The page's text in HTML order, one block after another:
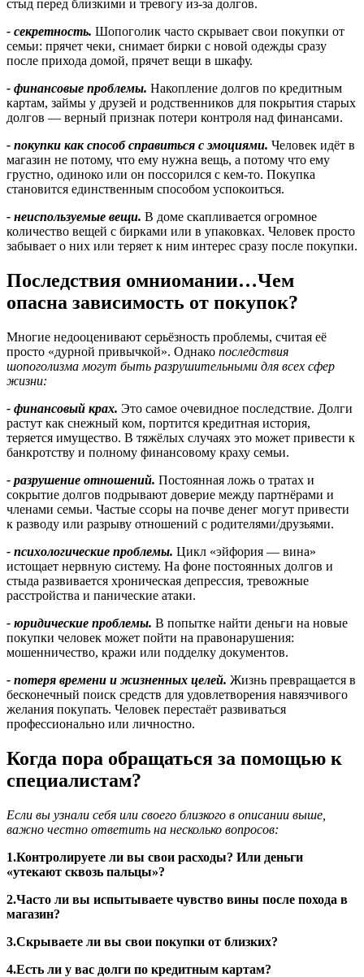
стыд перед близкими и тревогу из-за долгов.
- секретность. Шопоголик часто скрывает свои покупки от
семьи: прячет чеки, снимает бирки с новой одежды сразу
после прихода домой, прячет вещи в шкафу.
- финансовые проблемы. Накопление долгов по кредитным
картам, займы у друзей и родственников для покрытия старых
долгов — верный признак потери контроля над финансами.
- покупки как способ справиться с эмоциями. Человек идёт в
магазин не потому, что ему нужна вещь, а потому что ему
грустно, одиноко или он поссорился с кем-то. Покупка
становится единственным способом успокоиться.
- неиспользуемые вещи. В доме скапливается огромное
количество вещей с бирками или в упаковках. Человек просто
забывает о них или теряет к ним интерес сразу после покупки.
Последствия омниомании…Чем
опасна зависимость от покупок?
Многие недооценивают серьёзность проблемы, считая её
просто «дурной привычкой». Однако последствия
шопоголизма могут быть разрушительными для всех сфер
жизни:
- финансовый крах. Это самое очевидное последствие. Долги
растут как снежный ком, портится кредитная история,
теряется имущество. В тяжёлых случаях это может привести к
банкротству и полному финансовому краху семьи.
- разрушение отношений. Постоянная ложь о тратах и
сокрытие долгов подрывают доверие между партнёрами и
членами семьи. Частые ссоры на почве денег могут привести
к разводу или разрыву отношений с родителями/друзьями.
- психологические проблемы. Цикл «эйфория — вина»
истощает нервную систему. На фоне постоянных долгов и
стыда развивается хроническая депрессия, тревожные
расстройства и панические атаки.
- юридические проблемы. В попытке найти деньги на новые
покупки человек может пойти на правонарушения:
мошенничество, кражи или подделку документов.
- потеря времени и жизненных целей. Жизнь превращается в
бесконечный поиск средств для удовлетворения навязчивого
желания покупать. Человек перестаёт развиваться
профессионально или личностно.
Когда пора обращаться за помощью к
специалистам?
Если вы узнали себя или своего близкого в описании выше,
важно честно ответить на несколько вопросов:
1.Контролируете ли вы свои расходы? Или деньги
«утекают сквозь пальцы»?
2.Часто ли вы испытываете чувство вины после похода в
магазин?
3.Скрываете ли вы свои покупки от близких?
4.Есть ли у вас долги по кредитным картам?